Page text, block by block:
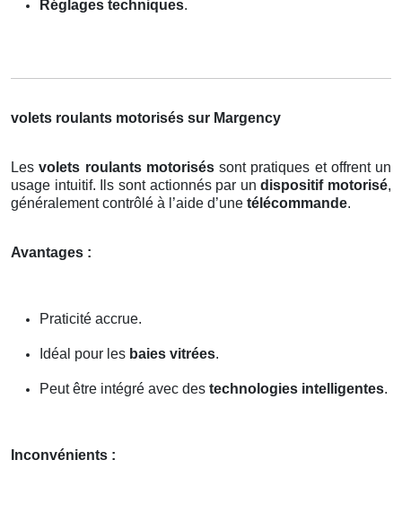
Réglages techniques.
volets roulants motorisés sur Margency
Lesvolets roulants motoriséssont pratiques et offrent un
usage intuitif. Ils sont actionnés par undispositif motorisé,
généralement contrôlé à l’aide d’une télécommande.
Avantages :
Praticité accrue.
Idéal pour les baies vitrées.
Peut être intégré avec des technologies intelligentes.
Inconvénients :